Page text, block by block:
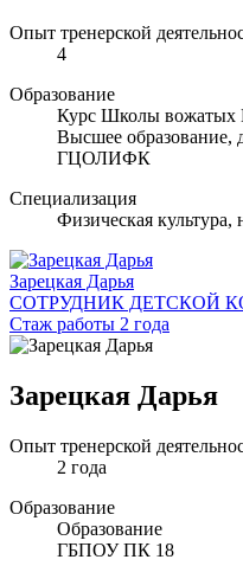
Опыт тренерской
4
Образование
Курс Школы вожатых
Высшее
ГЦОЛИФК
Специализация
Физическая культура,
Зарецкая Дарья
СОТРУДНИК ДЕТСКОЙ
Стаж работы 2 года
Зарецкая Дарья
Опыт тренерской
2 года
Образование
Образование
ГБПОУ ПК 18